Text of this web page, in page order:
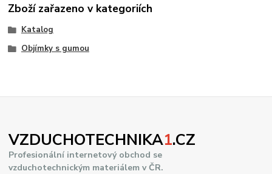
Zboží zařazeno v kategoriích
Katalog
Objímky s gumou
VZDUCHOTECHNIKA1.CZ
Profesionální internetový obchod se
vzduchotechnickým materiálem v ČR.